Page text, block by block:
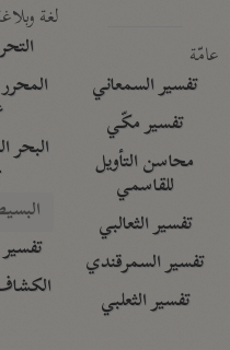
عامّة
تفسير السمعاني
تفسير مكّي
محاسن التأويل
للقاسمي
تفسير الثعالبي
تفسير السمرقندي
تفسير الثعلبي
لغة
البحر